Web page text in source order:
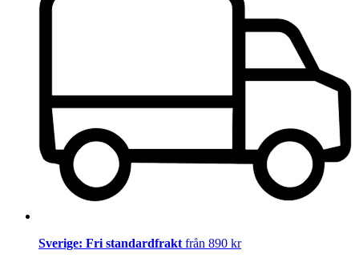
Sverige: Fri standardfrakt från 890 kr